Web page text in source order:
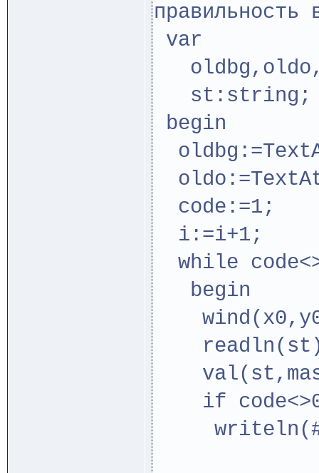
правильность
var
st:string;
begin
code:=1;
i:=i+1;
while
begin
if